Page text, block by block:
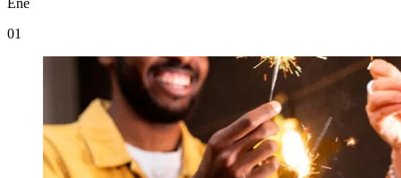
Ene
01